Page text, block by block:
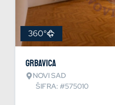
360°
Grbavica
NOVI SAD
ŠIFRA: #575010